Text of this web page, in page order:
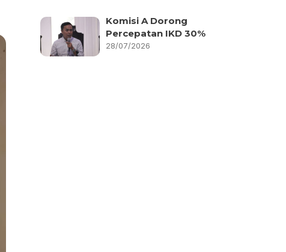
Komisi A Dorong
Percepatan IKD 30%
28/07/2026